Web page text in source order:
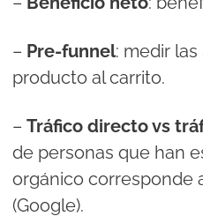
– Pre-funnel: medir
producto al carrito.
– Tráfico directo vs
de personas que han
orgánico corresponde
(Google).